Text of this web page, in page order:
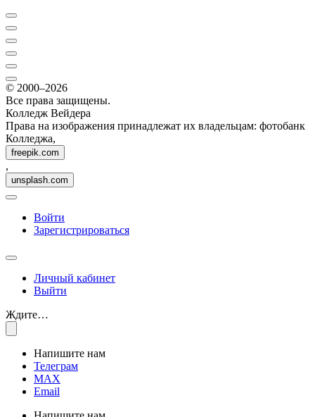
© 2000–2026
Все права защищены.
Колледж Вейдера
Права на изображения принадлежат их владельцам: фотобанк
Колледжа,
freepik.com
,
unsplash.com
Войти
Зарегистрироваться
Личный кабинет
Выйти
Ждите…
Напишите нам
Телеграм
MAX
Email